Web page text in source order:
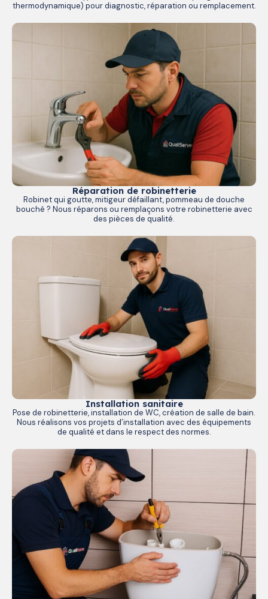
thermodynamique) pour diagnostic, réparation ou remplacement.
Réparation de robinetterie
Robinet qui goutte, mitigeur défaillant, pommeau de douche
bouché ? Nous réparons ou remplaçons votre robinetterie avec
des pièces de qualité.
Installation sanitaire
Pose de robinetterie, installation de WC, création de salle de bain.
Nous réalisons vos projets d’installation avec des équipements
de qualité et dans le respect des normes.